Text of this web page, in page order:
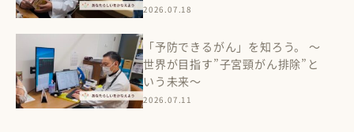
2026.07.18
「予防できるがん」を知ろう。 ～
世界が目指す”子宮頸がん排除”と
いう未来～
2026.07.11